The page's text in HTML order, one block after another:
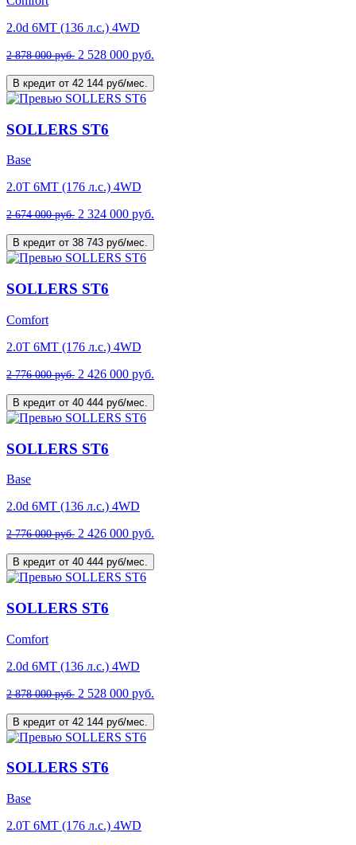
2.0d 6MT (136 л.с.) 4WD
2 878 000 руб. 2 528 000 руб.
В кредит от 42 144 руб/мес.
SOLLERS ST6
Base
2.0T 6MT (176 л.с.) 4WD
2 674 000 руб. 2 324 000 руб.
В кредит от 38 743 руб/мес.
SOLLERS ST6
Comfort
2.0T 6MT (176 л.с.) 4WD
2 776 000 руб. 2 426 000 руб.
В кредит от 40 444 руб/мес.
SOLLERS ST6
Base
2.0d 6MT (136 л.с.) 4WD
2 776 000 руб. 2 426 000 руб.
В кредит от 40 444 руб/мес.
SOLLERS ST6
Comfort
2.0d 6MT (136 л.с.) 4WD
2 878 000 руб. 2 528 000 руб.
В кредит от 42 144 руб/мес.
SOLLERS ST6
Base
2.0T 6MT (176 л.с.) 4WD